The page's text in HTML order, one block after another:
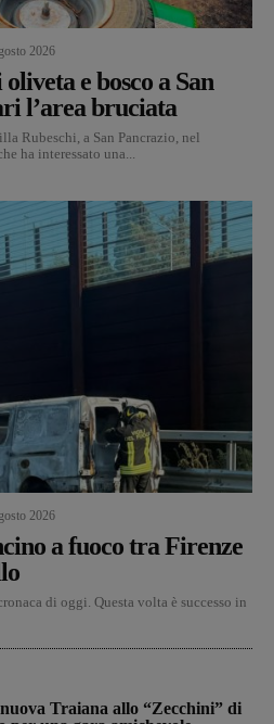
2026
e bosco a San
l’area bruciata
Rubeschi, a San Pancrazio, nel
ha interessato una...
2026
a fuoco tra Firenze
di oggi. Questa volta è successo in
Traiana allo “Zecchini” di